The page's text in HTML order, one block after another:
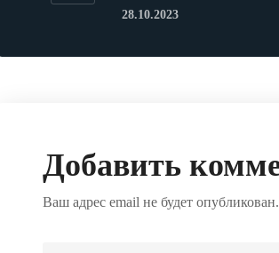
28.10.2023
Добавить
Ваш адрес email не будет опубликован.